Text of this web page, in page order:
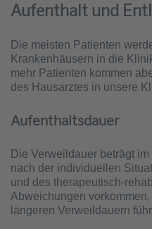
Aufenthalt und
Die meisten Patienten
Krankenhäusern in die
mehr Patienten kommen
des Hausarztes in unsere
Aufenthaltsdauer
Die Verweildauer beträgt
nach der individuellen
und des therapeutisch-
Abweichungen
längeren Verweildauern